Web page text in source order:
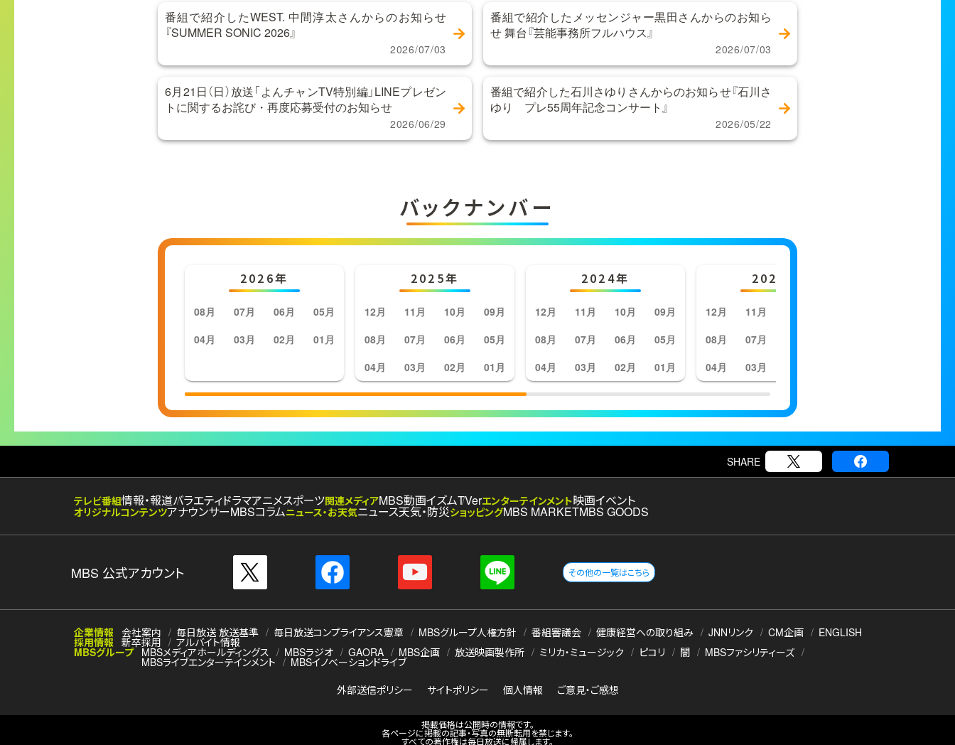
番組で紹介したWEST. 中間淳太さんからのお知らせ
『SUMMER SONIC 2026』
2026/07/03
番組で紹介したメッセンジャー黒田さんからのお知ら
せ 舞台『芸能事務所フルハウス』
2026/07/03
6月21日（日）放送「よんチャンTV特別編」LINEプレゼン
トに関するお詫び・再度応募受付のお知らせ
2026/06/29
番組で紹介した石川さゆりさんからのお知らせ『石川さ
ゆり プレ55周年記念コンサート』
2026/05/22
バックナンバー
2026年
08月 07月 06月
05月
04月
03月 02月 01月
2025年
12月 11月 10月
09月
08月
07月 06月
05月
04月
03月 02月 01月
2024年
12月 11月 10月
09月
08月
07月 06月
05月
04月
03月 02月 01月
2023年
12月 11月
08月
07月
04月
03月
SHARE
テレビ番組情報・報道バラエティドラマアニメスポーツ関連メディアMBS動画イズムTVerエンターテインメント映画イベント
オリジナルコンテンツアナウンサーMBSコラムニュース・お天気ニュース天気・防災ショッピングMBS MARKETMBS GOODS
MBS 公式アカウント その他の一覧はこちら
企業情報 会社案内 毎日放送 放送基準 毎日放送コンプライアンス憲章 MBSグループ人権方針 番組審議会 健康経営への取り組み JNNリンク CM企画 ENGLISH
採用情報 新卒採用 アルバイト情報
MBSグループ MBSメディアホールディングス MBSラジオ GAORA MBS企画 放送映画製作所 ミリカ・ミュージック ピコリ 闇 MBSファシリティーズ
MBSライブエンターテインメント
MBSイノベーションドライブ
外部送信ポリシー
サイトポリシー 個人情報 ご意見・ご感想
掲載価格は公開時の情報です。
各ページに掲載の記事・写真の無断転用を禁じます。
すべての著作権は毎日放送に帰属します。